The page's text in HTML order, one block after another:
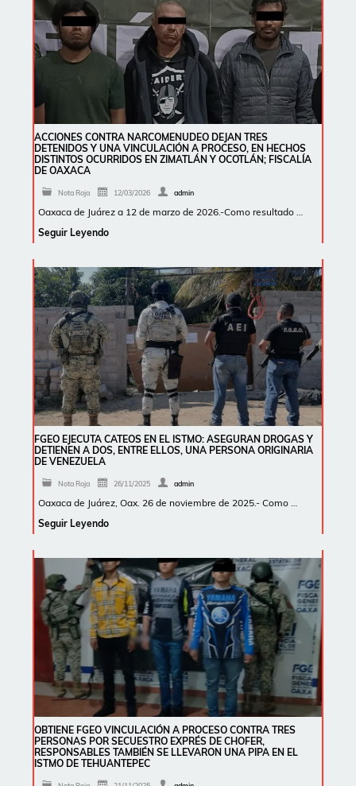
ACCIONES CONTRA NARCOMENUDEO DEJAN TRES
DETENIDOS Y UNA VINCULACIÓN A PROCESO, EN HECHOS
DISTINTOS OCURRIDOS EN ZIMATLÁN Y OCOTLÁN; FISCALÍA
DE OAXACA
Nota Roja 12/03/2026 admin
Oaxaca de Juárez a 12 de marzo de 2026.-Como resultado …
Seguir Leyendo
FGEO EJECUTA CATEOS EN EL ISTMO: ASEGURAN DROGAS Y
DETIENEN A DOS, ENTRE ELLOS, UNA PERSONA ORIGINARIA
DE VENEZUELA
Nota Roja 26/11/2025 admin
Oaxaca de Juárez, Oax. 26 de noviembre de 2025.- Como …
Seguir Leyendo
OBTIENE FGEO VINCULACIÓN A PROCESO CONTRA TRES
PERSONAS POR SECUESTRO EXPRÉS DE CHOFER,
RESPONSABLES TAMBIÉN SE LLEVARON UNA PIPA EN EL
ISTMO DE TEHUANTEPEC